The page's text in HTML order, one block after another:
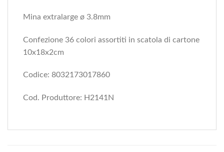
Mina extralarge ø 3.8mm
Confezione 36 colori assortiti in scatola di cartone
10x18x2cm
Codice: 8032173017860
Cod. Produttore: H2141N